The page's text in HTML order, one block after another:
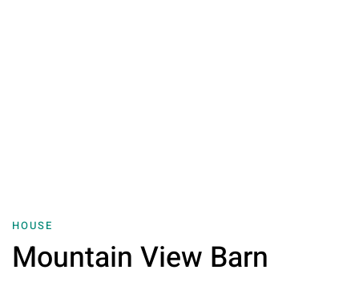
HOUSE
Mountain View Barn